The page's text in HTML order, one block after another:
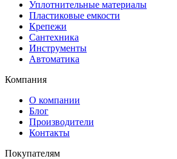
Уплотнительные материалы
Пластиковые емкости
Крепежи
Сантехника
Инструменты
Автоматика
Компания
О компании
Блог
Производители
Контакты
Покупателям